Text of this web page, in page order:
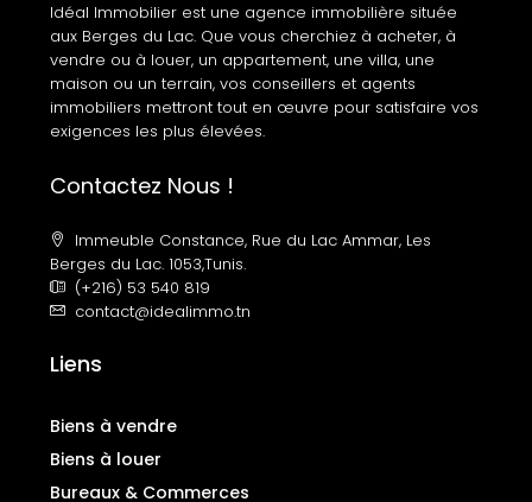
Idéal Immobilier est une agence immobilière située
aux Berges du Lac. Que vous cherchiez à acheter, à
vendre ou à louer, un appartement, une villa, une
maison ou un terrain, vos conseillers et agents
immobiliers mettront tout en œuvre pour satisfaire vos
exigences les plus élevées.
Contactez Nous !
Immeuble Constance, Rue du Lac Ammar, Les
Berges du Lac. 1053,Tunis.
(+216) 53 540 819
contact@idealimmo.tn
Liens
Biens à vendre
Biens à louer
Bureaux & Commerces